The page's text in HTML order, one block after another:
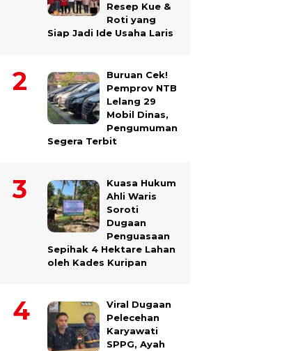
Resep Kue &
Roti yang
Siap Jadi Ide Usaha Laris
Buruan Cek!
Pemprov NTB
Lelang 29
Mobil Dinas,
Pengumuman
Segera Terbit
Kuasa Hukum
Ahli Waris
Soroti
Dugaan
Penguasaan
Sepihak 4 Hektare Lahan
oleh Kades Kuripan
Viral Dugaan
Pelecehan
Karyawati
SPPG, Ayah